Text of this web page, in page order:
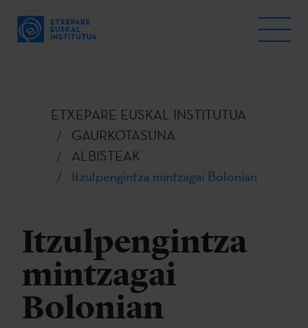
ETXEPARE EUSKAL INSTITUTUA
GAURKOTASUNA
ALBISTEAK
Itzulpengintza mintzagai Bolonian
Itzulpengintza
mintzagai
Bolonian